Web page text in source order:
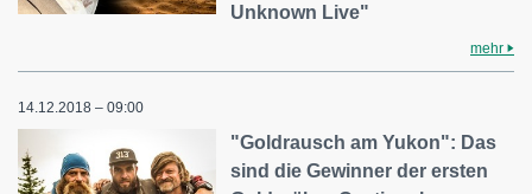
Unknown Live"
mehr
14.12.2018 – 09:00
"Goldrausch am Yukon": Das
sind die Gewinner der ersten